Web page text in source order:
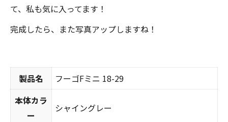
て、私も気に入ってます！
完成したら、また写真アップしますね！
製品名
フーゴFミニ 18-29
本体カラ
ー
シャイングレー